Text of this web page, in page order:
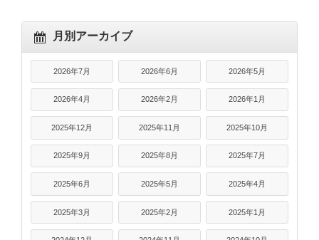
月別アーカイブ
2026年7月 2026年6月 2026年5月
2026年4月 2026年2月 2026年1月
2025年12月 2025年11月 2025年10月
2025年9月 2025年8月 2025年7月
2025年6月 2025年5月 2025年4月
2025年3月 2025年2月 2025年1月